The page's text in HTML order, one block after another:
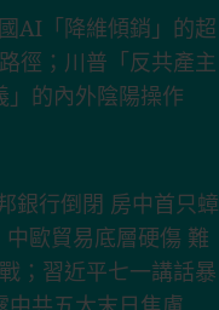
銷」的超限戰路
徑；川普「反共
產主義」的內外
歐貿易底層硬傷
難逃一戰；習近
平七一講話暴露